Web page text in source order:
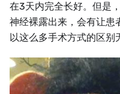
在3天内完全长好。但是
神经裸露出来，会有让患
以这么多手术方式的区别